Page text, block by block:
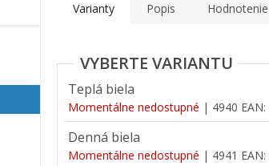
Varianty Popis Hodnotenie
Teplá biela
Momentálne nedostupné | 4940 EAN:
Denná biela
Momentálne nedostupné | 4941 EAN: